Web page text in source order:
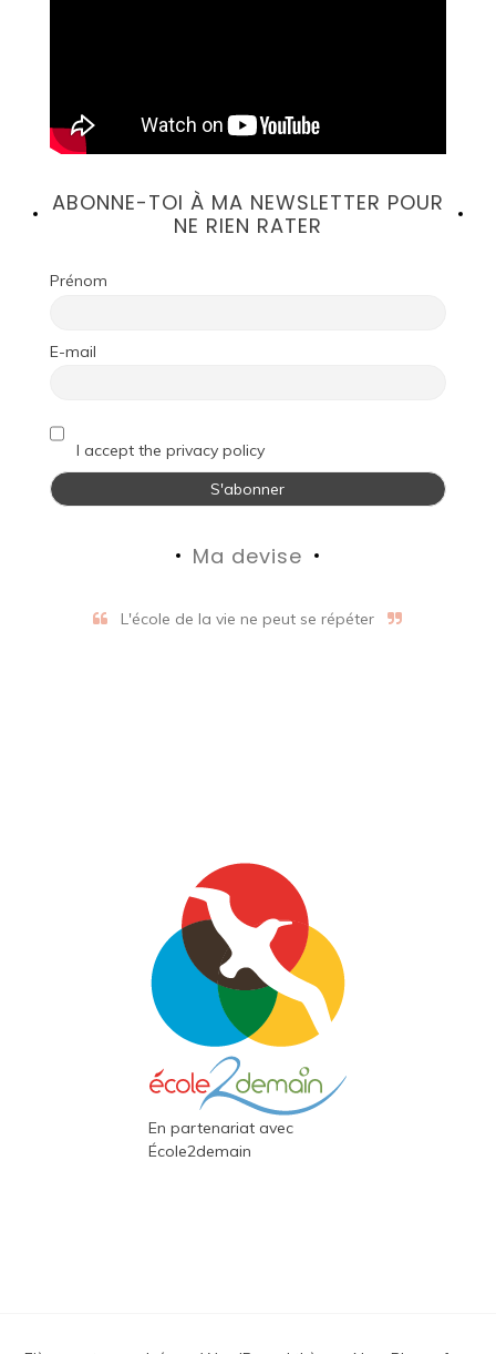
ABONNE-TOI À MA NEWSLETTER POUR
NE RIEN RATER
Prénom
E-mail
I accept the privacy policy
Ma devise
L'école de la vie ne peut se répéter
En partenariat avec
École2demain